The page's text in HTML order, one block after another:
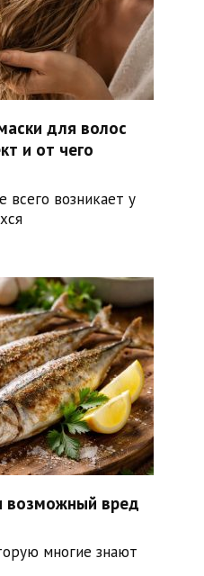
для волос
и от чего
всего возникает у
возможный вред
многие знают